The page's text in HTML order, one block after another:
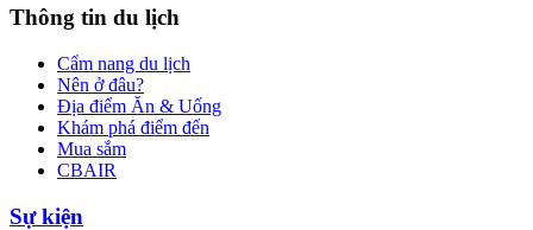
Thông tin du lịch
Cẩm nang du lịch
Nên ở đâu?
Địa điểm Ăn & Uống
Khám phá điểm đến
Mua sắm
CBAIR
Sự kiện